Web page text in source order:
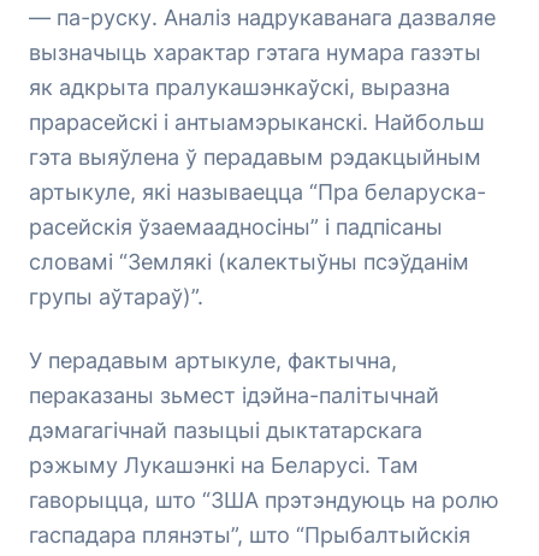
— па-руску. Аналіз надрукаванага дазваляе
вызначыць характар гэтага нумара газэты
як адкрыта пралукашэнкаўскі, выразна
прарасейскі і антыамэрыканскі. Найбольш
гэта выяўлена ў перадавым рэдакцыйным
артыкуле, які называецца “Пра беларуска-
расейскія ўзаемаадносіны” і падпісаны
словамі “Землякі (калектыўны псэўданім
групы аўтараў)”.
У перадавым артыкуле, фактычна,
пераказаны зьмест ідэйна-палітычнай
дэмагагічнай пазыцыі дыктатарскага
рэжыму Лукашэнкі на Беларусі. Там
гаворыцца, што “ЗША прэтэндуюць на ролю
гаспадара плянэты”, што “Прыбалтыйскія